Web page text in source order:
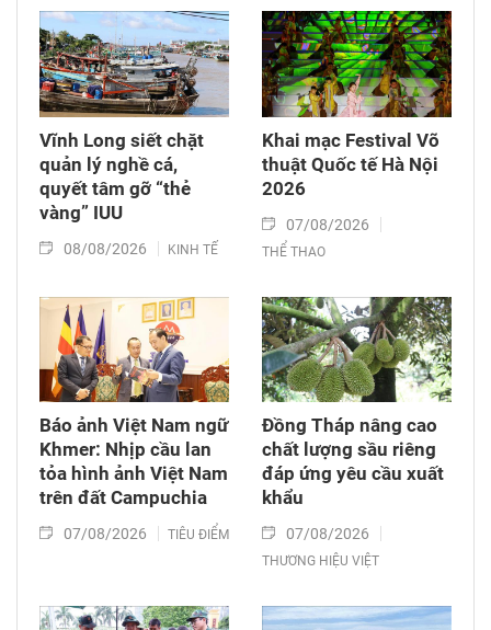
Vĩnh Long siết chặt
quản lý nghề cá,
quyết tâm gỡ “thẻ
vàng” IUU
08/08/2026 KINH TẾ
Khai mạc Festival Võ
thuật Quốc tế Hà Nội
2026
07/08/2026
THỂ THAO
Báo ảnh Việt Nam ngữ
Khmer: Nhịp cầu lan
tỏa hình ảnh Việt Nam
trên đất Campuchia
07/08/2026 TIÊU ĐIỂM
Đồng Tháp nâng cao
chất lượng sầu riêng
đáp ứng yêu cầu xuất
khẩu
07/08/2026
THƯƠNG HIỆU VIỆT